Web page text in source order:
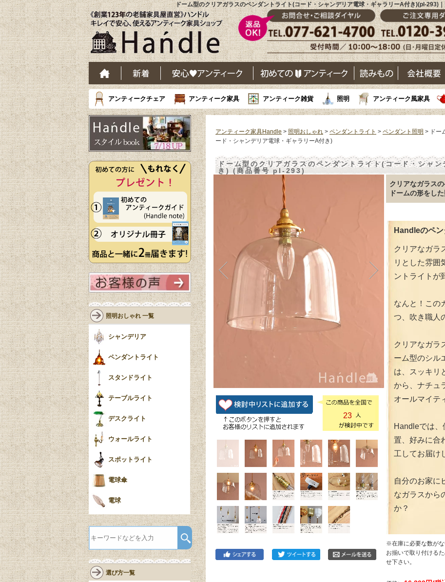
ドーム型のクリアガラスのペンダントライト(コード・シャンデリア電球・ギャラリーA付き)(pl-293)
アンティークチェア アンティーク家具 アンティーク雑貨 照明 アンティーク風家具
アンティーク家具Handle > 照明おしゃれ > ペンダントライト > ペンダント照明 > ドー
ード・シャンデリア電球・ギャラリーA付き)
ドーム型のクリアガラスのペンダントライト(コード・シャ
き) (商品番号 pl-293)
23
クリアなガラス
ドームの形をし
Handleのペン
クリアなガラ
リとした雰囲
ントライトが
なんと！この
つ、吹き職人
クリアなガラ
ーム型のシル
は、スッキリ
から、ナチュ
オールマイテ
Handleでは、
置、好みに合
工してお届け
自分のお家に
なガラスから
か？
※在庫に必要な数がな
お揃いで取り付ける
せ下さい。
照明おしゃれ 一覧
シャンデリア
ペンダントライト
スタンドライト
テーブルライト
デスクライト
ウォールライト
スポットライト
電球傘
電球
選び方一覧